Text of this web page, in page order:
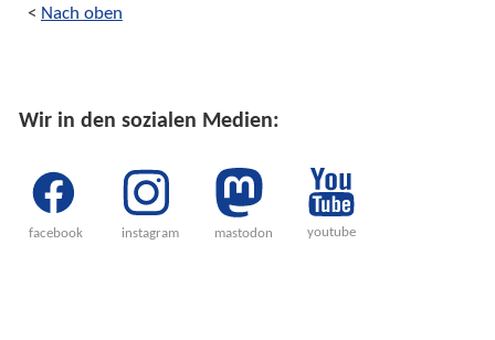
< Nach oben
Wir in den sozialen Medien:
facebook instagram mastodon youtube